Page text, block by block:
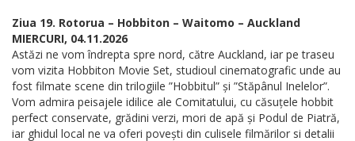
Ziua 19. Rotorua – Hobbiton – Waitomo – Auckland
MIERCURI, 04.11.2026
Astăzi ne vom îndrepta spre nord, către Auckland, iar pe traseu
vom vizita Hobbiton Movie Set, studioul cinematografic unde au
fost filmate scene din trilogiile ”Hobbitul” și ”Stăpânul Inelelor”.
Vom admira peisajele idilice ale Comitatului, cu căsuțele hobbit
perfect conservate, grădini verzi, mori de apă și Podul de Piatră,
iar ghidul local ne va oferi povești din culisele filmărilor si detalii